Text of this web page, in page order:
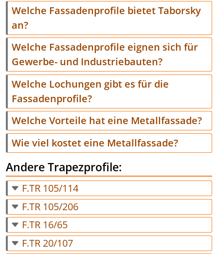
Welche Fassadenprofile bietet Taborsky
an?
Welche Fassadenprofile eignen sich für
Gewerbe- und Industriebauten?
Welche Lochungen gibt es für die
Fassadenprofile?
Welche Vorteile hat eine Metallfassade?
Wie viel kostet eine Metallfassade?
Andere Trapezprofile:
F.TR 105/114
F.TR 105/206
F.TR 16/65
F.TR 20/107